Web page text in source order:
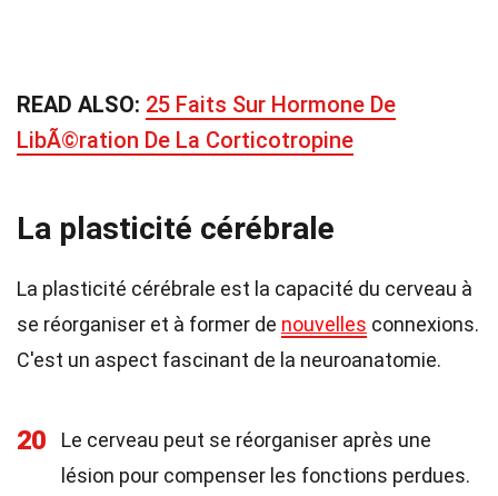
READ ALSO: 25 Faits Sur Hormone De
LibÃ©ration De La Corticotropine
La plasticité cérébrale
La plasticité cérébrale est la capacité du cerveau à
se réorganiser et à former de nouvelles connexions.
C'est un aspect fascinant de la neuroanatomie.
20
Le cerveau peut se réorganiser après une
lésion pour compenser les fonctions perdues.